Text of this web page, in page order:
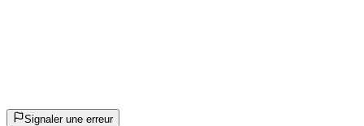
Signaler une erreur